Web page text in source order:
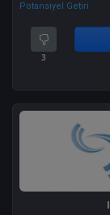
Potansiyel Getiri
3